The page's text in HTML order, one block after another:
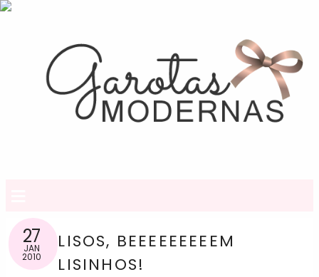
27
JAN
2010
LISOS, BEEEEEEEEEM
LISINHOS!